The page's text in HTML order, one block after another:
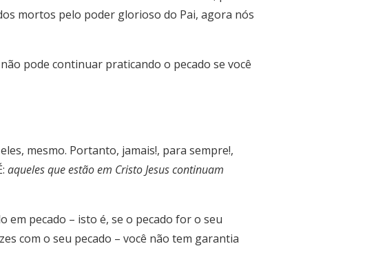
mortos pelo poder glorioso do Pai, agora nós
pode continuar praticando o pecado se você
mesmo. Portanto, jamais!, para sempre!,
aqueles que estão em Cristo Jesus continuam
em pecado – isto é, se o pecado for o seu
com o seu pecado – você não tem garantia